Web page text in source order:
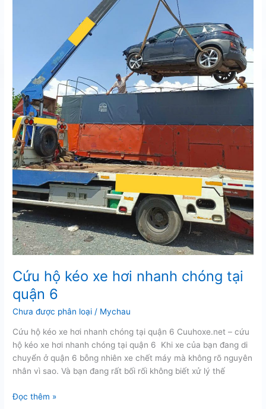
Cứu hộ kéo xe hơi nhanh chóng tại
quận 6
Chưa được phân loại / Mychau
Cứu hộ kéo xe hơi nhanh chóng tại quận 6 Cuuhoxe.net – cứu
hộ kéo xe hơi nhanh chóng tại quận 6 Khi xe của bạn đang di
chuyển ở quận 6 bỗng nhiên xe chết máy mà không rõ nguyên
nhân vì sao. Và bạn đang rất bối rối không biết xử lý thế
Cứu
Đọc thêm »